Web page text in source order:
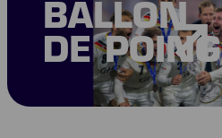
BALLON
DE POING